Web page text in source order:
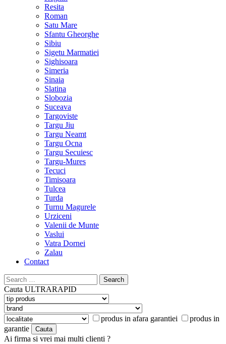
Resita
Roman
Satu Mare
Sfantu Gheorghe
Sibiu
Sigetu Marmatiei
Sighisoara
Simeria
Sinaia
Slatina
Slobozia
Suceava
Targoviste
Targu Jiu
Targu Neamt
Targu Ocna
Targu Secuiesc
Targu-Mures
Tecuci
Timisoara
Tulcea
Turda
Turnu Magurele
Urziceni
Valenii de Munte
Vaslui
Vatra Dornei
Zalau
Contact
Search
for:
Cauta ULTRARAPID
produs in afara garantiei
produs in
garantie
Ai firma si vrei mai multi clienti ?